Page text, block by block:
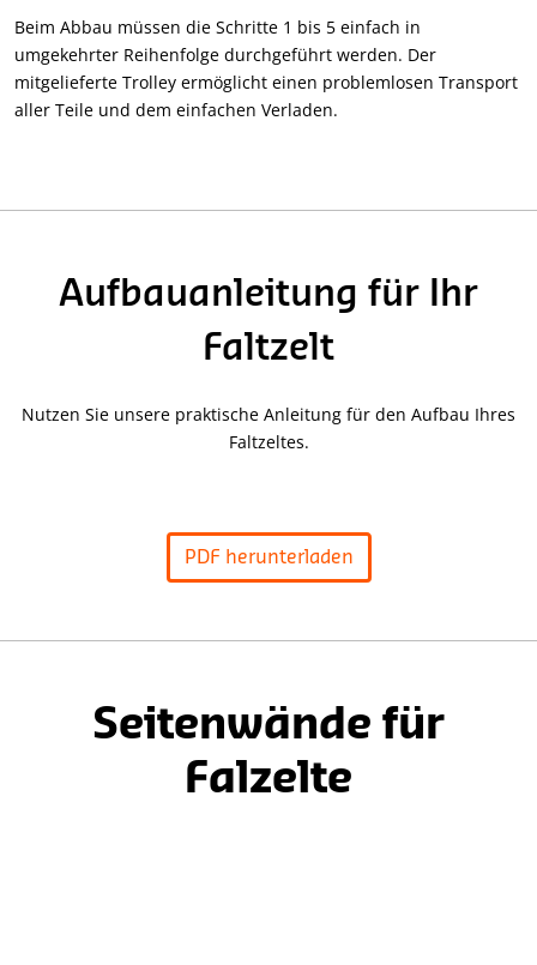
Beim Abbau müssen die Schritte 1 bis 5 einfach in
umgekehrter Reihenfolge durchgeführt werden. Der
mitgelieferte Trolley ermöglicht einen problemlosen Transport
aller Teile und dem einfachen Verladen.
Aufbauanleitung für Ihr
Faltzelt
Nutzen Sie unsere praktische Anleitung für den Aufbau Ihres
Faltzeltes.
PDF herunterladen
Seitenwände für
Falzelte